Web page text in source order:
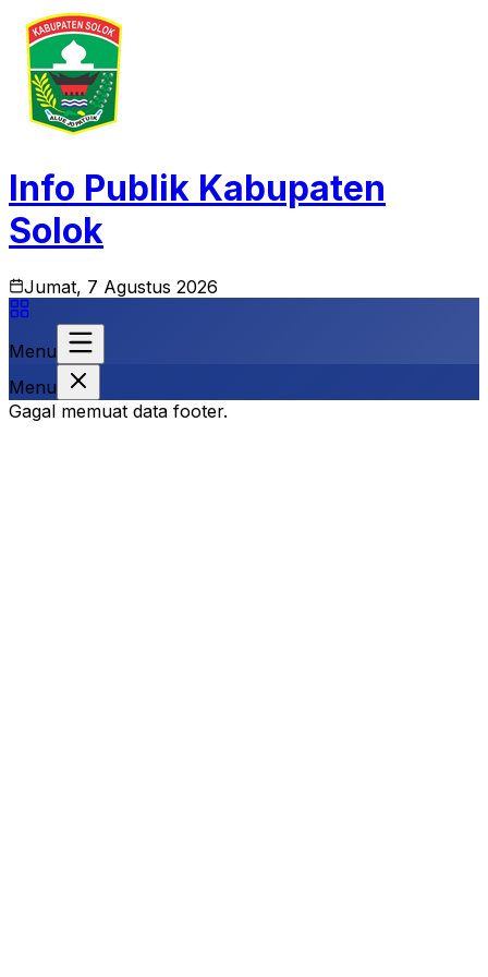
Info Publik Kabupaten
Solok
Jumat, 7 Agustus 2026
Menu
Menu
Gagal memuat data footer.